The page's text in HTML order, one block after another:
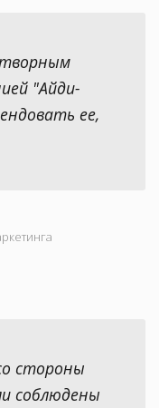
"Айди-
ее,
стороны
соблюдены